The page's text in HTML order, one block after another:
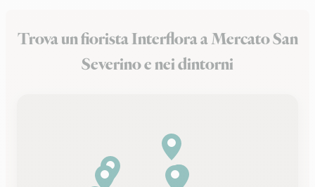
Trova un fiorista Interflora a Mercato San
Severino e nei dintorni